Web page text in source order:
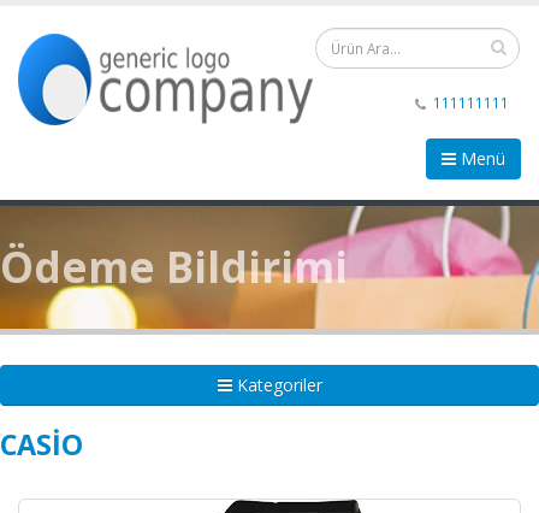
111111111
Menü
Ödeme Bildirimi
Kategoriler
CASIO